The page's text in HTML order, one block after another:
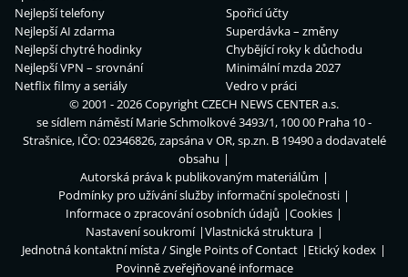
Nejlepší telefony
Nejlepší AI zdarma
Nejlepší chytré hodinky
Nejlepší VPN – srovnání
Netflix filmy a seriály
Spořicí účty
Superdávka – změny
Chybějící roky k důchodu
Minimální mzda 2027
Vedro v práci
© 2001 - 2026 CopyrightCZECH NEWS CENTER a.s.
se sídlem náměstí Marie Schmolkové 3493/1, 100 00 Praha 10 -
Strašnice, IČO: 02346826, zapsána v OR, sp.zn. B 19490 a dodavatelé
obsahu
Autorská práva k publikovaným materiálům
Podmínky pro užívání služby informační společnosti
Informace o zpracování osobních údajů
Cookies
Nastavení soukromí
Vlastnická struktura
Jednotná kontaktní místa / Single Points of Contact
Etický kodex
Povinně zveřejňované informace